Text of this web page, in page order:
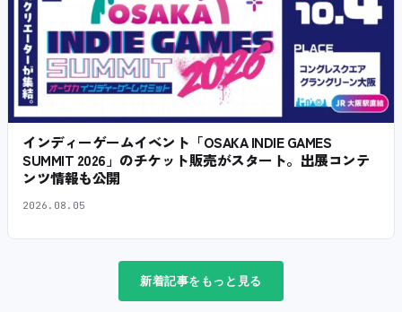
インディーゲームイベント「OSAKA INDIE GAMES
SUMMIT 2026」のチケット販売がスタート。出展コンテ
ンツ情報も公開
2026.08.05
新着記事をもっと見る